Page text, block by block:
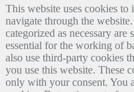
This website uses cookies
navigate through the
categorized as necessary
essential for the working of
also use third-party cookies
you use this website. These
only with your consent. You